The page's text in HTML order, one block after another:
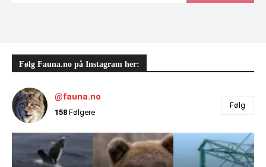
Følg Fauna.no på Instagram her:
@fauna.no
158 Følgere
Følg